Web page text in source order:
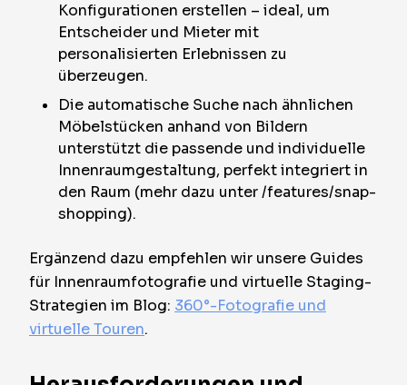
Konfigurationen erstellen – ideal, um
Entscheider und Mieter mit
personalisierten Erlebnissen zu
überzeugen.
Die automatische Suche nach ähnlichen
Möbelstücken anhand von Bildern
unterstützt die passende und individuelle
Innenraumgestaltung, perfekt integriert in
den Raum (mehr dazu unter /features/snap-
shopping).
Ergänzend dazu empfehlen wir unsere Guides
für Innenraumfotografie und virtuelle Staging-
Strategien im Blog: 360°-Fotografie und
virtuelle Touren.